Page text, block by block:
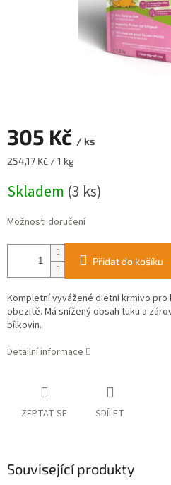
305 Kč / ks
Měrná
254,17 Kč / 1 kg
Skladem (3 ks)
Možnosti doručení
Přidat do košíku
Kompletní vyvážené dietní krmivo
obezitě. Má snížený obsah tuku a
bílkovin.
Detailní informace
ZEPTAT SE SDÍLET
Související produkty